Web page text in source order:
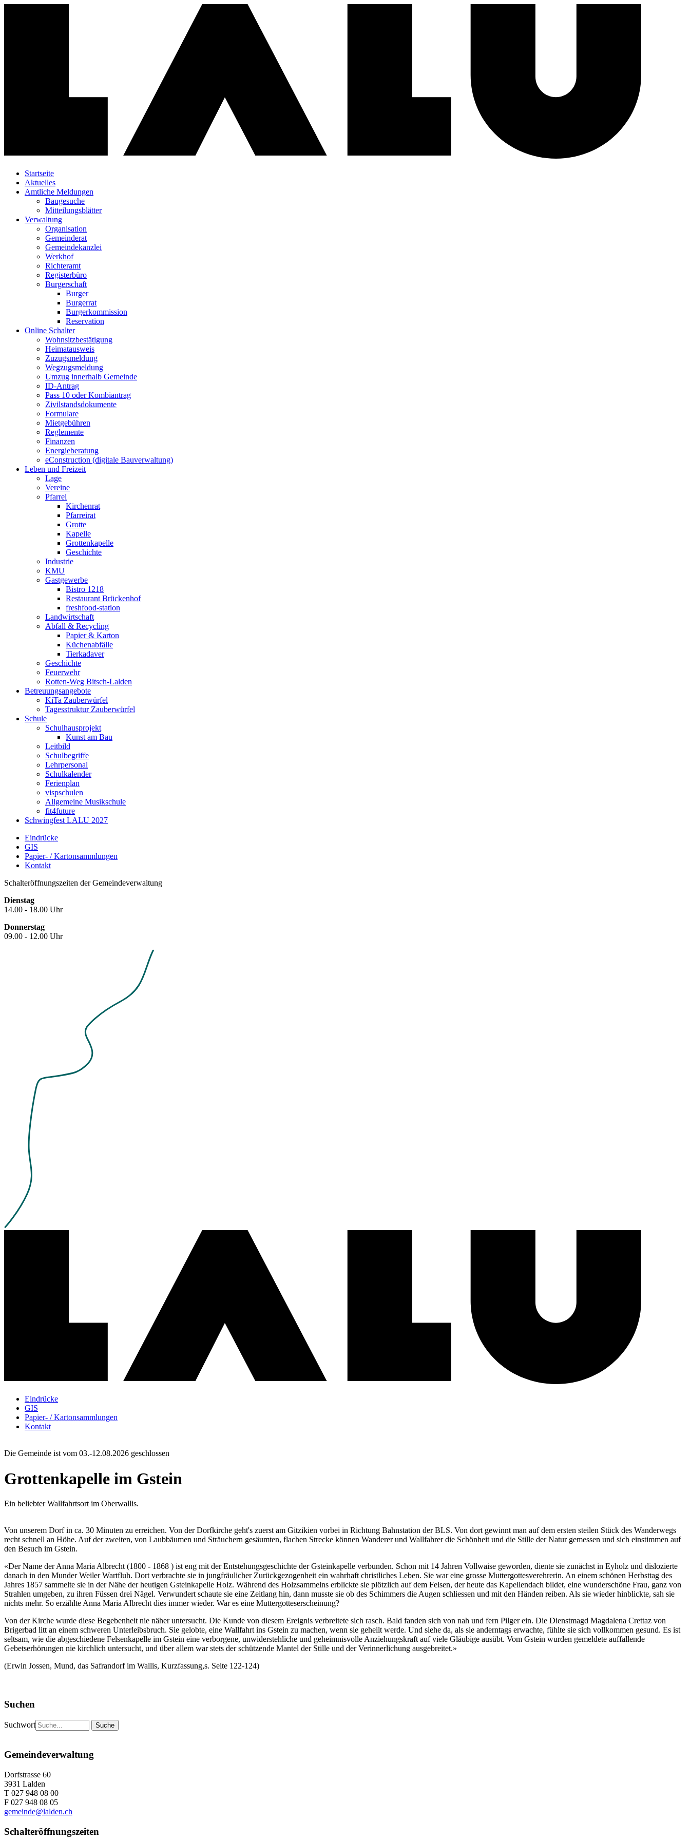
Startseite
Aktuelles
Amtliche Meldungen
Baugesuche
Mitteilungsblätter
Verwaltung
Organisation
Gemeinderat
Gemeindekanzlei
Werkhof
Richteramt
Registerbüro
Burgerschaft
Burger
Burgerrat
Burgerkommission
Reservation
Online Schalter
Wohnsitzbestätigung
Heimatausweis
Zuzugsmeldung
Wegzugsmeldung
Umzug innerhalb Gemeinde
ID-Antrag
Pass 10 oder Kombiantrag
Zivilstandsdokumente
Formulare
Mietgebühren
Reglemente
Finanzen
Energieberatung
eConstruction (digitale Bauverwaltung)
Leben und Freizeit
Lage
Vereine
Pfarrei
Kirchenrat
Pfarreirat
Grotte
Kapelle
Grottenkapelle
Geschichte
Industrie
KMU
Gastgewerbe
Bistro 1218
Restaurant Brückenhof
freshfood-station
Landwirtschaft
Abfall & Recycling
Papier & Karton
Küchenabfälle
Tierkadaver
Geschichte
Feuerwehr
Rotten-Weg Bitsch-Lalden
Betreuungsangebote
KiTa Zauberwürfel
Tagesstruktur Zauberwürfel
Schule
Schulhausprojekt
Kunst am Bau
Leitbild
Schulbegriffe
Lehrpersonal
Schulkalender
Ferienplan
vispschulen
Allgemeine Musikschule
fit4future
Schwingfest LALU 2027
Eindrücke
GIS
Papier- / Kartonsammlungen
Kontakt
Schalteröffnungszeiten der Gemeindeverwaltung
Dienstag
14.00 - 18.00 Uhr
Donnerstag
09.00 - 12.00 Uhr
Eindrücke
GIS
Papier- / Kartonsammlungen
Kontakt
Die Gemeinde ist vom 03.-12.08.2026 geschlossen
Grottenkapelle im Gstein
Ein beliebter Wallfahrtsort im Oberwallis.
Von unserem Dorf in ca. 30 Minuten zu erreichen. Von der Dorfkirche geht's zuerst am Gitzikien vorbei in Richtung Bahnstation der BLS. Von dort gewinnt man auf dem ersten steilen Stück des Wanderwegs
recht schnell an Höhe. Auf der zweiten, von Laubbäumen und Sträuchern gesäumten, flachen Strecke können Wanderer und Wallfahrer die Schönheit und die Stille der Natur gemessen und sich einstimmen auf
den Besuch im Gstein.
«Der Name der Anna Maria Albrecht (1800 - 1868 ) ist eng mit der Entstehungsgeschichte der Gsteinkapelle verbunden. Schon mit 14 Jahren Vollwaise geworden, diente sie zunächst in Eyholz und dislozierte
danach in den Munder Weiler Wartfluh. Dort verbrachte sie in jungfräulicher Zurückgezogenheit ein wahrhaft christliches Leben. Sie war eine grosse Muttergottesverehrerin. An einem schönen Herbsttag des
Jahres 1857 sammelte sie in der Nähe der heutigen Gsteinkapelle Holz. Während des Holzsammelns erblickte sie plötzlich auf dem Felsen, der heute das Kapellendach bildet, eine wunderschöne Frau, ganz von
Strahlen umgeben, zu ihren Füssen drei Nägel. Verwundert schaute sie eine Zeitlang hin, dann musste sie ob des Schimmers die Augen schliessen und mit den Händen reiben. Als sie wieder hinblickte, sah sie
nichts mehr. So erzählte Anna Maria Albrecht dies immer wieder. War es eine Muttergotteserscheinung?
Von der Kirche wurde diese Begebenheit nie näher untersucht. Die Kunde von diesem Ereignis verbreitete sich rasch. Bald fanden sich von nah und fern Pilger ein. Die Dienstmagd Magdalena Crettaz von
Brigerbad litt an einem schweren Unterleibsbruch. Sie gelobte, eine Wallfahrt ins Gstein zu machen, wenn sie geheilt werde. Und siehe da, als sie anderntags erwachte, fühlte sie sich vollkommen gesund. Es ist
seltsam, wie die abgeschiedene Felsenkapelle im Gstein eine verborgene, unwiderstehliche und geheimnisvolle Anziehungskraft auf viele Gläubige ausübt. Vom Gstein wurden gemeldete auffallende
Gebetserhörungen nie kirchlich untersucht, und über allem war stets der schützende Mantel der Stille und der Verinnerlichung ausgebreitet.»
(Erwin Jossen, Mund, das Safrandorf im Wallis, Kurzfassung,s. Seite 122-124)
Suchen
Suchwort
Gemeindeverwaltung
Dorfstrasse 60
3931 Lalden
T 027 948 08 00
F 027 948 08 05
gemeinde@lalden.ch
Schalteröffnungszeiten